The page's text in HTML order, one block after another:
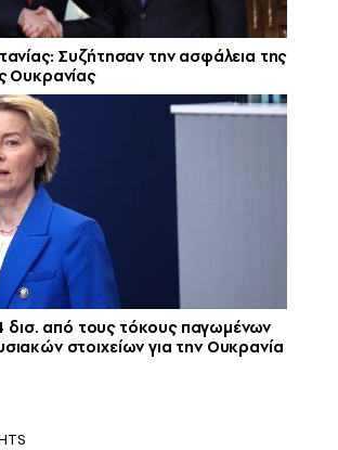
Συζήτησαν την ασφάλεια της
Ουκρανίας
δισ. από τους τόκους παγωμένων
στοιχείων για την Ουκρανία